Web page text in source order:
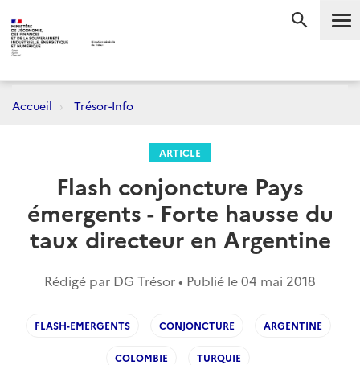
Accueil Trésor-Info
ARTICLE
Flash conjoncture Pays
émergents - Forte hausse du
taux directeur en Argentine
Rédigé par DG Trésor • Publié le04 mai 2018
FLASH-EMERGENTS CONJONCTURE ARGENTINE
COLOMBIE TURQUIE